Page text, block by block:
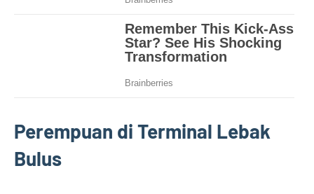
Perempuan di Terminal Lebak
Bulus